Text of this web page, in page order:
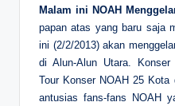
Malam ini NOAH
papan atas yang baru saja
ini (2/2/2013) akan
di Alun-Alun Utara. Konser
Tour Konser NOAH 25
antusias fans-fans NOAH